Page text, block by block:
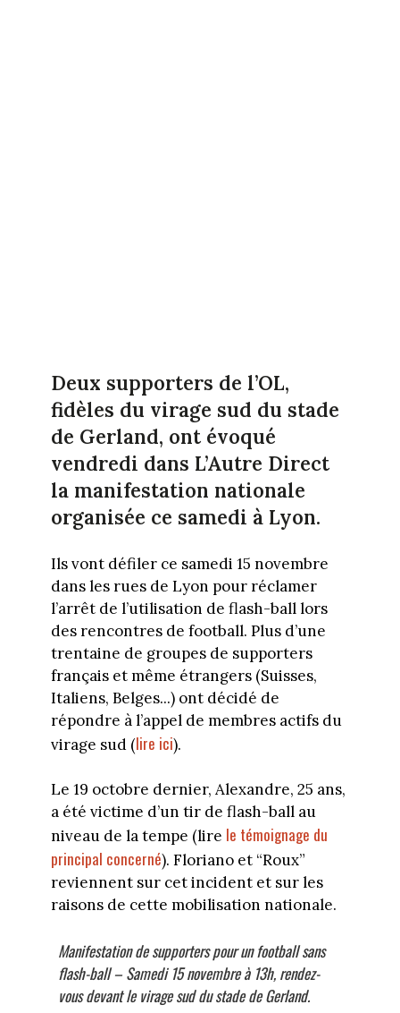
Deux supporters de l’OL,
fidèles du virage sud du stade
de Gerland, ont évoqué
vendredi dans L’Autre Direct
la manifestation nationale
organisée ce samedi à Lyon.
Ils vont défiler ce samedi 15 novembre
dans les rues de Lyon pour réclamer
l’arrêt de l’utilisation de flash-ball lors
des rencontres de football. Plus d’une
trentaine de groupes de supporters
français et même étrangers (Suisses,
Italiens, Belges...) ont décidé de
répondre à l’appel de membres actifs du
virage sud (lire ici).
Le 19 octobre dernier, Alexandre, 25 ans,
a été victime d’un tir de flash-ball au
niveau de la tempe (lire le témoignage du
principal concerné). Floriano et “Roux”
reviennent sur cet incident et sur les
raisons de cette mobilisation nationale.
Manifestation de supporters pour un football sans
flash-ball – Samedi 15 novembre à 13h, rendez-
vous devant le virage sud du stade de Gerland.